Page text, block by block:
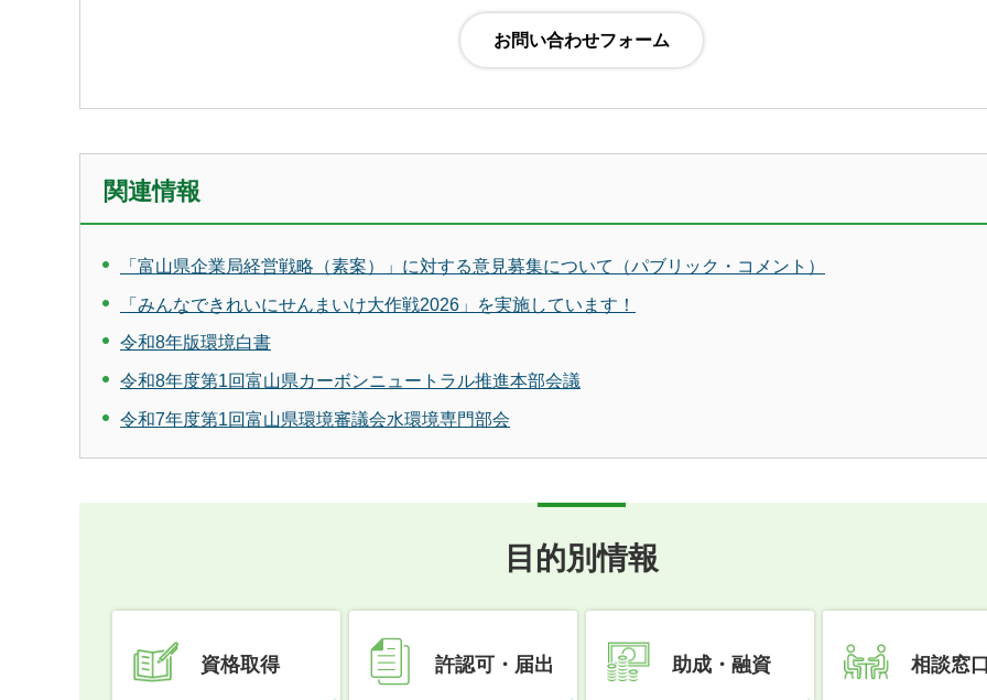
関連情報
「富山県企業局経営戦略（素案）」に対する意見募集について（パブリック・コメント）
「みんなできれいにせんまいけ大作戦2026」を実施しています！
令和8年版環境白書
令和8年度第1回富山県カーボンニュートラル推進本部会議
令和7年度第1回富山県環境審議会水環境専門部会
目的別情報
資格取得 許認可・届出 助成・融資 相談窓